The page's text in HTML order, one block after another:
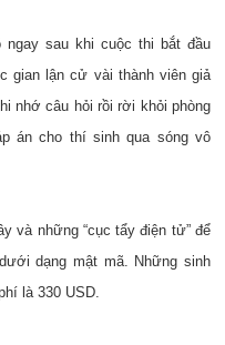
sau khi cuộc thi bắt đầu
gian lận cử vài thành viên giả
nhớ câu hỏi rồi rời khỏi phòng
án cho thí sinh qua sóng vô
và những “cục tẩy điện tử” để
dạng mật mã. Những sinh
là 330 USD.